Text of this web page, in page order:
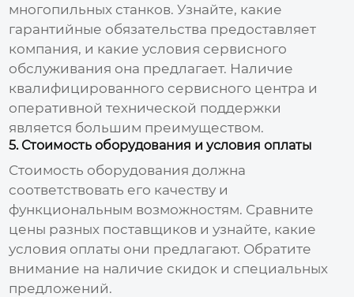
многопильных станков. Узнайте, какие
гарантийные обязательства предоставляет
компания, и какие условия сервисного
обслуживания она предлагает. Наличие
квалифицированного сервисного центра и
оперативной технической поддержки
является большим преимуществом.
5. Стоимость оборудования и условия оплаты
Стоимость оборудования должна
соответствовать его качеству и
функциональным возможностям. Сравните
цены разных поставщиков и узнайте, какие
условия оплаты они предлагают. Обратите
внимание на наличие скидок и специальных
предложений.